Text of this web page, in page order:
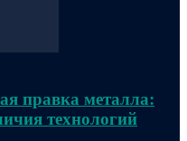
правка металла:
технологий